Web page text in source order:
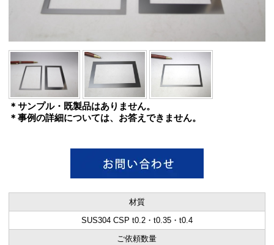
＊サンプル・既製品はありません。
＊事例の詳細については、お答えできません。
材質
SUS304 CSP t0.2・t0.35・t0.4
ご依頼数量